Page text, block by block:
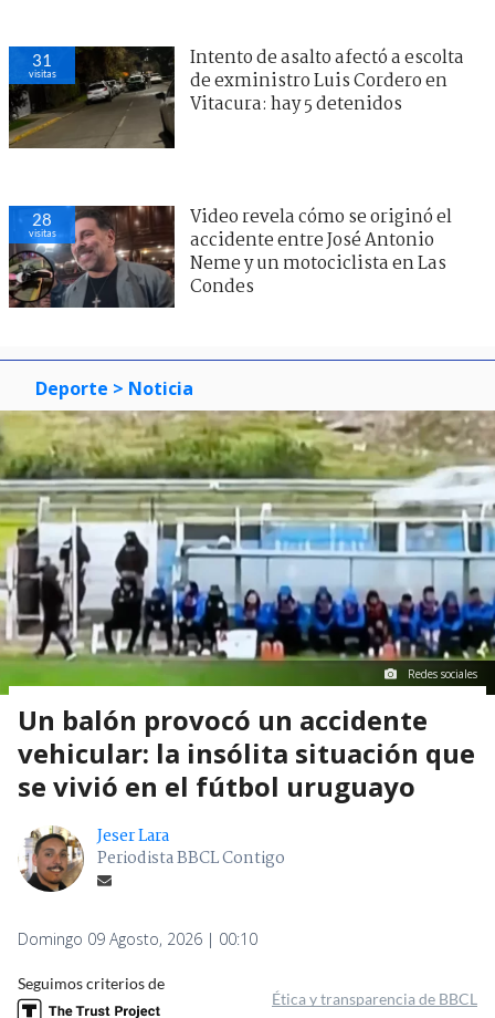
31
visitas
Intento de asalto afectó a escolta
de exministro Luis Cordero en
Vitacura: hay 5 detenidos
28
visitas
Video revela cómo se originó el
accidente entre José Antonio
Neme y un motociclista en Las
Condes
Deporte > Noticia
Redes sociales
Un balón provocó un accidente
vehicular: la insólita situación que
se vivió en el fútbol uruguayo
Jeser Lara
Periodista BBCL Contigo
Domingo 09 Agosto, 2026 | 00:10
Seguimos criterios de
Ética y transparencia de BBCL